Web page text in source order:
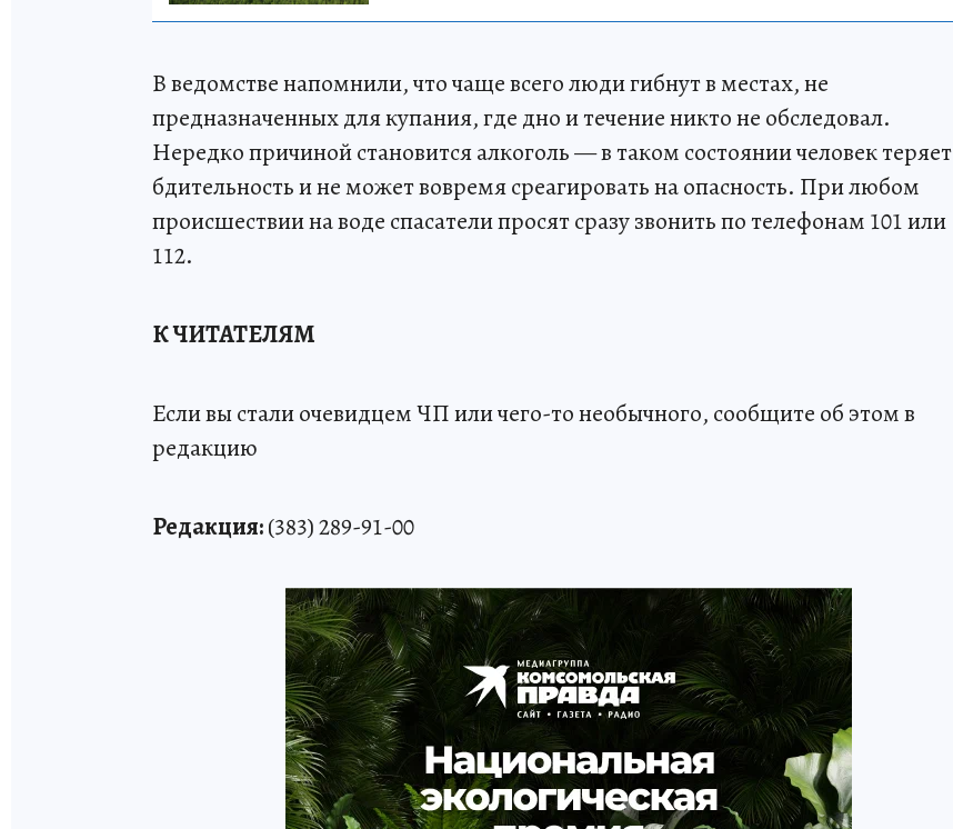
В ведомстве напомнили, что чаще всего люди гибнут в местах, не
предназначенных для купания, где дно и течение никто не обследовал.
Нередко причиной становится алкоголь — в таком состоянии человек теряет
бдительность и не может вовремя среагировать на опасность. При любом
происшествии на воде спасатели просят сразу звонить по телефонам 101 или
112.
К ЧИТАТЕЛЯМ
Если вы стали очевидцем ЧП или чего-то необычного, сообщите об этом в
редакцию
Редакция:(383) 289-91-00